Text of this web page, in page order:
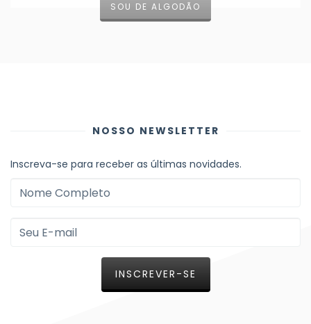
SOU DE ALGODÃO
NOSSO NEWSLETTER
Inscreva-se para receber as últimas novidades.